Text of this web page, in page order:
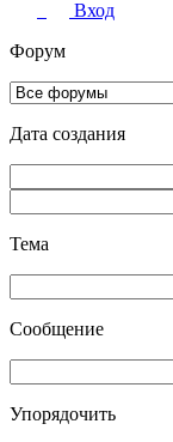
Вход
Форум
Дата создания
Тема
Сообщение
Упорядочить